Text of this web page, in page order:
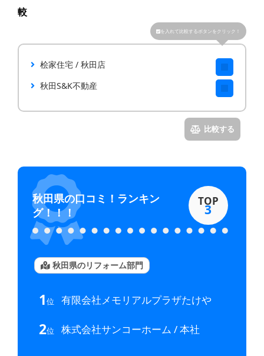
較
を入れて比較するボタンをクリック！
桧家住宅 / 秋田店
秋田S&K不動産
秋田県の口コミ！ランキン
グ！！！
TOP
3
秋田県のリフォーム部門
1位 有限会社メモリアルプラザたけや
2位 株式会社サンコーホーム / 本社